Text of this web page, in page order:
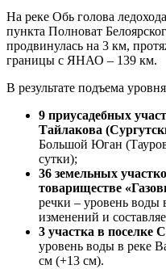
На реке Обь голова
пункта Полноват
продвинулась на 3 км,
границы с ЯНАО – 139 км.
В результате подъема
9 приусадебных
Тайлакова
Большой Юган
сутки);
36 земельных
товариществе
речки – уровень воды
изменений и
3 участка в
уровень воды в реке
см (+13 см).